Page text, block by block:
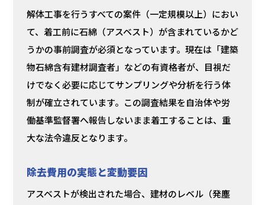
解体工事を行うすべての案件（一定規模以上）におい
て、着工前に石綿（アスベスト）が含まれているかど
うかの事前調査が必須となっています。現在は「建築
物石綿含有建材調査者」などの有資格者が、目視だ
けでなく必要に応じてサンプリングや分析を行う体
制が確立されています。この調査結果を自治体や労
働基準監督署へ報告しないまま着工することは、重
大な法令違反となります。
除去費用の実態と変動要因
アスベストが検出された場合、建材のレベル（発塵